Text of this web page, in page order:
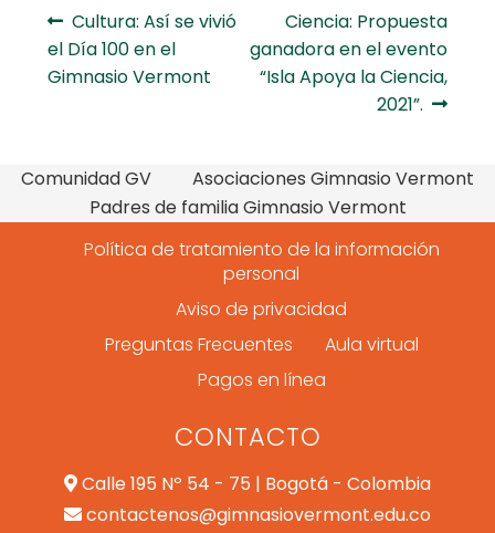
Navegación
de
Anterior:
Cultura: Así se vivió
el Día 100 en el
Gimnasio Vermont
Siguiente:
Ciencia: Propuesta
ganadora en el evento
“Isla Apoya la Ciencia,
2021”.
Comunidad GV
Asociaciones Gimnasio Vermont
Padres de familia Gimnasio Vermont
Política de tratamiento de la información
personal
Aviso de privacidad
Preguntas Frecuentes
Aula virtual
Pagos en línea
CONTACTO
Calle 195 Nº 54 - 75 | Bogotá - Colombia
contactenos@gimnasiovermont.edu.co